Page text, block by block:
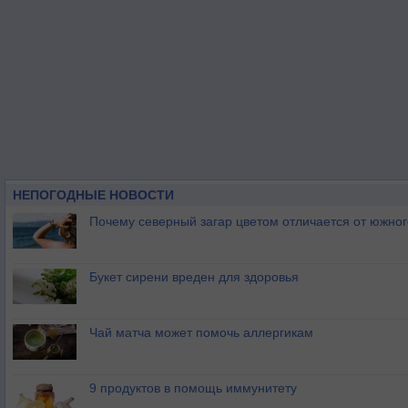
НЕПОГОДНЫЕ НОВОСТИ
Почему северный загар цветом отличается от
Букет сирени вреден для здоровья
Чай матча может помочь аллергикам
9 продуктов в помощь иммунитету